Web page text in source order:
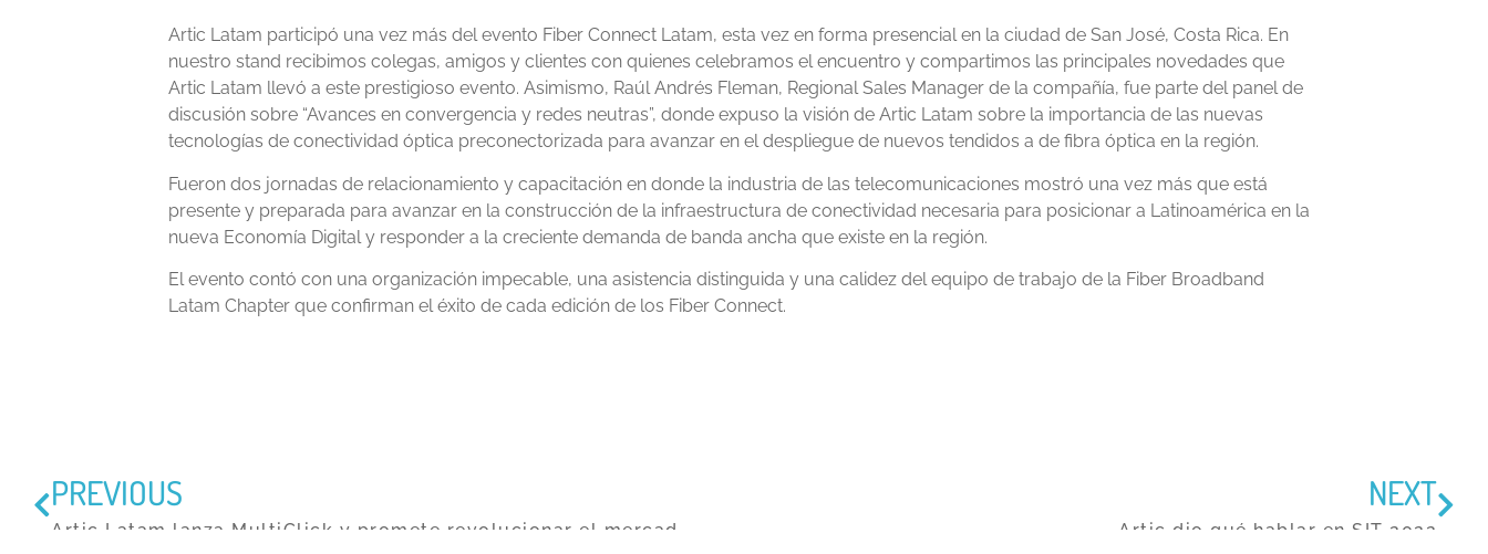
Artic Latam participó una vez más del evento Fiber Connect Latam, esta vez en forma presencial en la ciudad de San José, Costa Rica. En
nuestro stand recibimos colegas, amigos y clientes con quienes celebramos el encuentro y compartimos las principales novedades que
Artic Latam llevó a este prestigioso evento. Asimismo, Raúl Andrés Fleman, Regional Sales Manager de la compañía, fue parte del panel de
discusión sobre “Avances en convergencia y redes neutras”, donde expuso la visión de Artic Latam sobre la importancia de las nuevas
tecnologías de conectividad óptica preconectorizada para avanzar en el despliegue de nuevos tendidos a de fibra óptica en la región.
Fueron dos jornadas de relacionamiento y capacitación en donde la industria de las telecomunicaciones mostró una vez más que está
presente y preparada para avanzar en la construcción de la infraestructura de conectividad necesaria para posicionar a Latinoamérica en la
nueva Economía Digital y responder a la creciente demanda de banda ancha que existe en la región.
El evento contó con una organización impecable, una asistencia distinguida y una calidez del equipo de trabajo de la Fiber Broadband
Latam Chapter que confirman el éxito de cada edición de los Fiber Connect.
PREVIOUS NEXT
Artic dio qué hablar en SIT 2022